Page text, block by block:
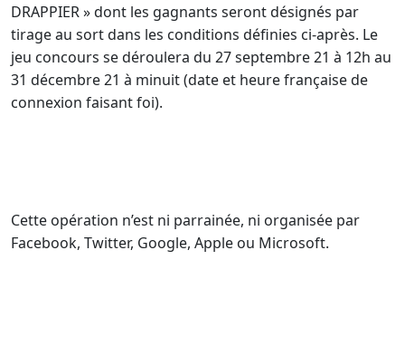
DRAPPIER » dont les gagnants seront désignés par
tirage au sort dans les conditions définies ci-après. Le
jeu concours se déroulera du 27 septembre 21 à 12h au
31 décembre 21 à minuit (date et heure française de
connexion faisant foi).
Cette opération n’est ni parrainée, ni organisée par
Facebook, Twitter, Google, Apple ou Microsoft.